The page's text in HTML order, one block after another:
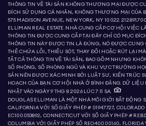
THÔNG TIN VỀ TÀI SẢN KHÔNG THƯƠNG MẠI ĐƯỢC
ĐÍCH SỬ DỤNG CÁ NHÂN, KHÔNG THƯƠNG MẠI CỦA
575 MADISON AVENUE, NEW YORK, NY 10022.
ELLIMAN REAL ESTATE. NHÀ CUNG CẤP CƠ HỘI VIỆC
THÔNG TIN ĐƯỢC CUNG CẤP TẠI ĐÂY CHỈ CÓ MỤC
THÔNG TIN NÀY ĐƯỢC TIN LÀ ĐÚNG, NÓ ĐƯỢC CUNG
THỂ CHỨA LỖI, THIẾU SÓT, THAY ĐỔI HOẶC RÚT LẠI
TẤT CẢ THÔNG TIN VỀ TÀI SẢN, BAO GỒM NHƯNG
SỐ PHÒNG, SỐ PHÒNG NGỦ VÀ KHU VỰC TRƯỜNG
SẢN NÊN ĐƯỢC XÁC MINH BỞI LUẬT SƯ, KIẾN TRÚC
HOẠCH CỦA BẠN. CƠ HỘI NHÀ Ở BÌNH ĐẲNG. DỮ
NHẬT VÀO NGÀY 9 THG 8 2026 LÚC 7:11 SA.
DOUGLAS ELLIMAN LÀ MỘT NHÀ MÔI GIỚI BẤT ĐỘNG
CALIFORNIA VỚI SỐ GIẤY PHÉP # 01947727,
EC100053892, CONNECTICUT VỚI SỐ GIẤY PHÉP #
COLUMBIA VỚI GIẤY PHÉP SỐ REO40000160, FLORIDA